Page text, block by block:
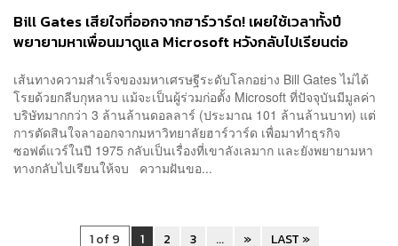
Bill Gates เสียใจที่ออกจากฮาร์วาร์ด! เผยใช้เวลาทั้งปี
พยายามหาเพื่อนมาดูแล Microsoft หวังกลับไปเรียนต่อ
เส้นทางความสำเร็จของมหาเศรษฐีระดับโลกอย่าง Bill Gates ไม่ได้
โรยด้วยกลีบกุหลาบ แม้จะเป็นผู้ร่วมก่อตั้ง Microsoft ที่ปัจจุบันมีมูลค่า
บริษัทมากกว่า 3 ล้านล้านดอลลาร์ (ประมาณ 101 ล้านล้านบาท) แต่
การตัดสินใจลาออกจากมหาวิทยาลัยฮาร์วาร์ด เพื่อมาทำธุรกิจ
ซอฟต์แวร์ในปี 1975 กลับเป็นเรื่องที่เขาลังเลมาก และยังพยายามหา
ทางกลับไปเรียนให้จบ ความฝันขอ...
1 of 9 1 2 3 ... » LAST »